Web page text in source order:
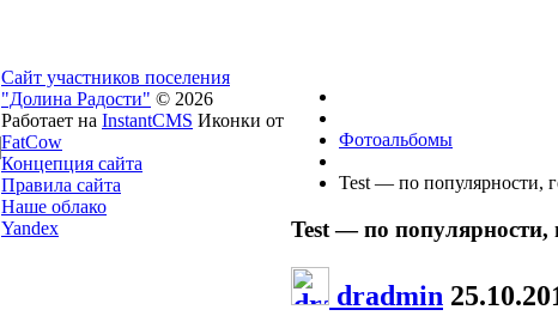
Фотоальбомы
Test — по популярности,
Test — по популярности,
dradmin
Сайт участников поселения
"Долина Радости" © 2026
Работает на InstantCMS Иконки от
FatCow
Концепция сайта
Правила сайта
Наше облако
Yandex